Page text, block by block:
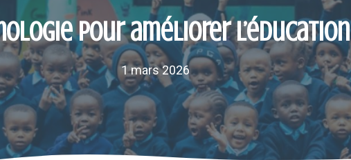
pour améliorer l’éducation
1 mars 2026